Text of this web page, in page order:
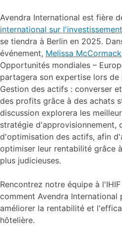
Avendra International est fière
international sur
se tiendra à Berlin en 2025.
événement, Melissa McCormack
Opportunités mondiales –
partagera son expertise lors de
Gestion des actifs : converser
des profits grâce à des achats
discussion explorera les
stratégie d'approvisionnement,
d'optimisation des actifs, afin
optimiser leur rentabilité grâce
plus judicieuses.
Rencontrez notre équipe à
comment Avendra International
améliorer la rentabilité et
hôtelière.